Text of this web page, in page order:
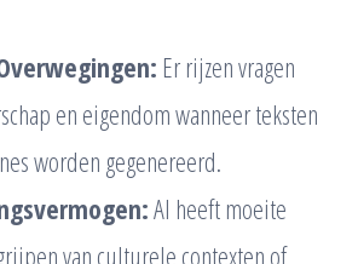
Er rijzen vragen
en eigendom wanneer teksten
worden gegenereerd.
AI heeft moeite
van culturele contexten of